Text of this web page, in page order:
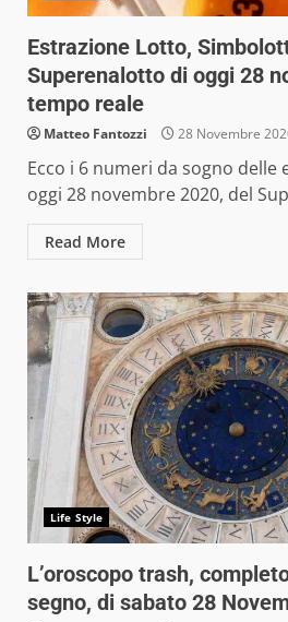
Estrazione Lotto,
Superenalotto di oggi 28
tempo reale
Matteo Fantozzi 28 Novembre
Ecco i 6 numeri da sogno
oggi 28 novembre 2020, del
Read More
Life Style
L’oroscopo trash,
segno, di sabato 28